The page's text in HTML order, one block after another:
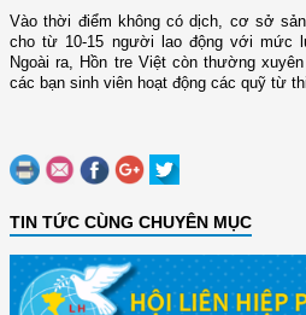
Vào thời điểm không có dịch, cơ sở
cho từ 10-15 người lao động với mức
Ngoài ra, Hồn tre Việt còn thường
các bạn sinh viên hoạt động các quỹ từ
TIN TỨC CÙNG CHUYÊN MỤC